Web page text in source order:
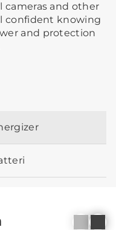
and other
confident knowing
and protection